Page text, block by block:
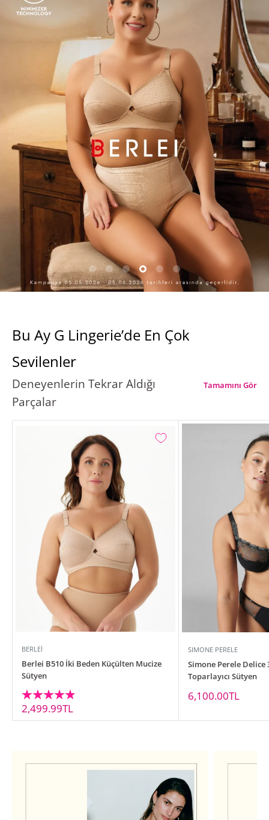
Bu Ay G Lingerie’de En Çok
Sevilenler
Deneyenlerin Tekrar Aldığı
Parçalar
Tamamını Gör
BERLEI
Berlei B510 İki Beden Küçülten Mucize
Sütyen
İndirimli
fiyat
2,499.99TL
SIMONE PERELE
Simone Perele Delice
Toparlayıcı Sütyen
İndirimli
fiyat
6,100.00TL